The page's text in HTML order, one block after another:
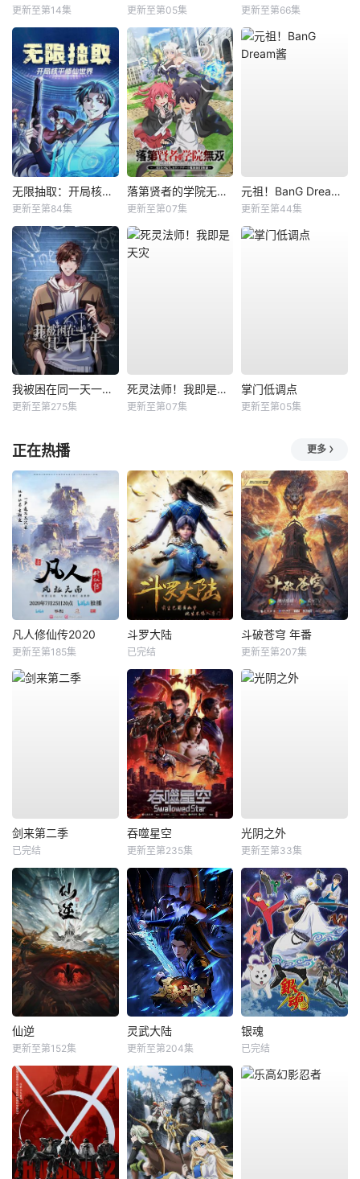
更新至第14集 更新至第05集 更新至第66集
无限抽取：开局核平修仙世界动态漫
更新至第84集
落第贤者的学院无双第二回转生，S等级作弊魔术师冒险记
更新至第07集
元祖！BanG Dream酱
更新至第44集
我被困在同一天一千年动态漫
更新至第275集
死灵法师！我即是天灾
更新至第07集
掌门低调点
更新至第05集
正在热播 更多
凡人修仙传2020
更新至第185集
斗罗大陆
已完结
斗破苍穹 年番
更新至第207集
剑来第二季
已完结
吞噬星空
更新至第235集
光阴之外
更新至第33集
仙逆
更新至第152集
灵武大陆
更新至第204集
银魂
已完结